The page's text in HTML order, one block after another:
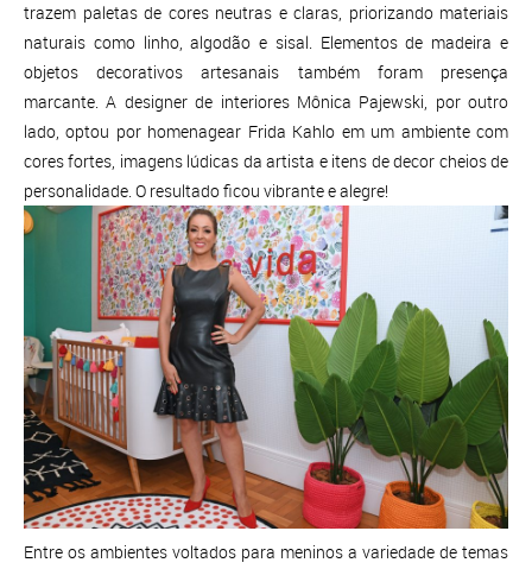
trazem paletas de cores neutras e claras, priorizando materiais
naturais como linho, algodão e sisal. Elementos de madeira e
objetos decorativos artesanais também foram presença
marcante. A designer de interiores Mônica Pajewski, por outro
lado, optou por homenagear Frida Kahlo em um ambiente com
cores fortes, imagens lúdicas da artista e itens de decor cheios de
personalidade. O resultado ficou vibrante e alegre!
Entre os ambientes voltados para meninos a variedade de temas